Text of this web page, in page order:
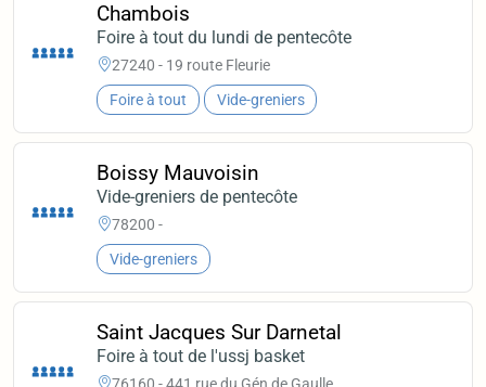
Chambois
Foire à tout du lundi de pentecôte
27240 - 19 route Fleurie
Foire à tout Vide-greniers
Boissy Mauvoisin
Vide-greniers de pentecôte
78200 -
Vide-greniers
Saint Jacques Sur Darnetal
Foire à tout de l'ussj basket